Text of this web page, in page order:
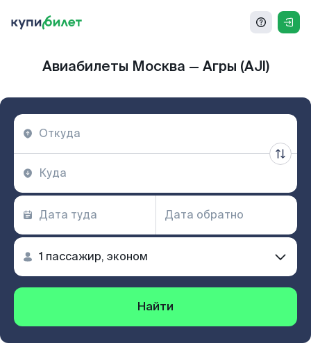
Авиабилеты Москва — Агры (AJI)
Найти